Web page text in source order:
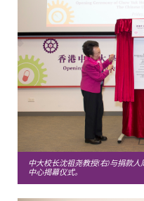
中大校长沈祖尧教授(右)与捐款
中心揭幕仪式。